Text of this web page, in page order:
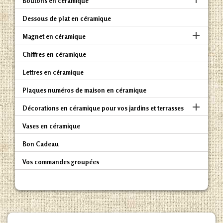
Dessous de plat en céramique
Magnet en céramique 
Chiffres en céramique
Lettres en céramique
Plaques numéros de maison en céramique
Décorations en céramique pour vos jardins et terrasses 
Vases en céramique
Bon Cadeau
Vos commandes groupées